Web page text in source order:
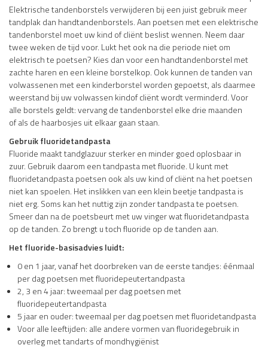
Elektrische tandenborstels verwijderen bij een juist gebruik meer
tandplak dan handtandenborstels. Aan poetsen met een elektrische
tandenborstel moet uw kind of cliënt beslist wennen. Neem daar
twee weken de tijd voor. Lukt het ook na die periode niet om
elektrisch te poetsen? Kies dan voor een handtandenborstel met
zachte haren en een kleine borstelkop. Ook kunnen de tanden van
volwassenen met een kinderborstel worden gepoetst, als daarmee
weerstand bij uw volwassen kindof cliënt wordt verminderd. Voor
alle borstels geldt: vervang de tandenborstel elke drie maanden
of als de haarbosjes uit elkaar gaan staan.
Gebruik fluoridetandpasta
Fluoride maakt tandglazuur sterker en minder goed oplosbaar in
zuur. Gebruik daarom een tandpasta met fluoride. U kunt met
fluoridetandpasta poetsen ook als uw kind of cliënt na het poetsen
niet kan spoelen. Het inslikken van een klein beetje tandpasta is
niet erg. Soms kan het nuttig zijn zonder tandpasta te poetsen.
Smeer dan na de poetsbeurt met uw vinger wat fluoridetandpasta
op de tanden. Zo brengt u toch fluoride op de tanden aan.
Het fluoride-basisadvies luidt:
0 en 1 jaar, vanaf het doorbreken van de eerste tandjes: éénmaal
per dag poetsen met fluoridepeutertandpasta
2, 3 en 4 jaar: tweemaal per dag poetsen met
fluoridepeutertandpasta
5 jaar en ouder: tweemaal per dag poetsen met fluoridetandpasta
Voor alle leeftijden: alle andere vormen van fluoridegebruik in
overleg met tandarts of mondhygiënist